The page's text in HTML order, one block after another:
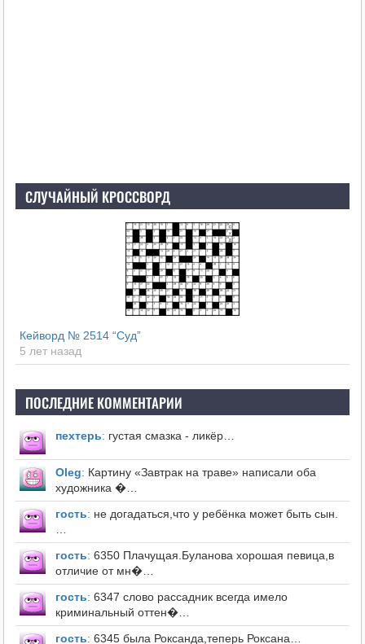
СЛУЧАЙНЫЙ КРОССВОРД
Кейворд № 2514 “Суд”
5 лет назад
ПОСЛЕДНИЕ КОММЕНТАРИИ
пехтерь: густая смазка - ликёр…
Оleg: Картину «Завтрак на траве» написали оба
художника �…
гость: не догадаться,что у ребёнка может быть сын.
…
гость: 6350 Плачущая.Буланова хорошая певица,в
отличие от мн�…
гость: 6347 слово рассадник всегда имело
криминальный оттен�…
гость: 6345 была Роксанда,теперь Роксана…